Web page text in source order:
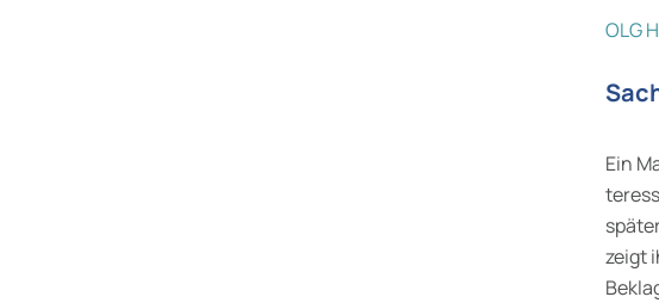
OLG
Ein
zeigt